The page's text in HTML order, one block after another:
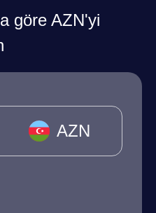
göre AZN'yi
AZN